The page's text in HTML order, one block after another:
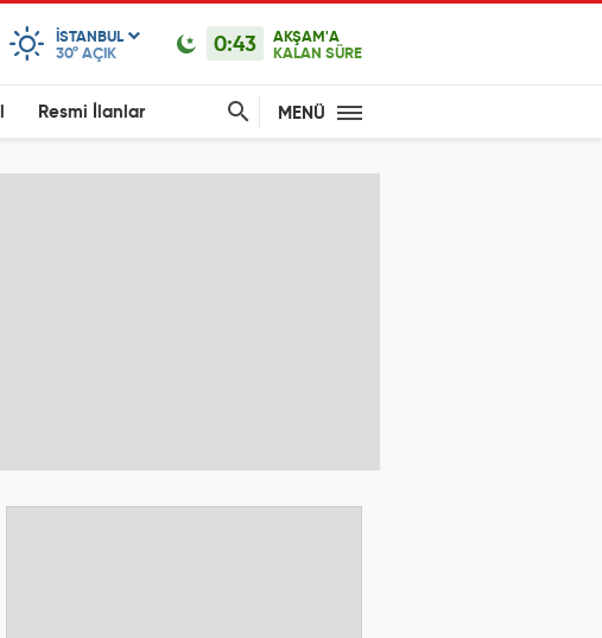
ISTANBUL
30° AÇIK 0:43
AKŞAM'A
KALAN SÜRE
Resmi İlanlar MENÜ